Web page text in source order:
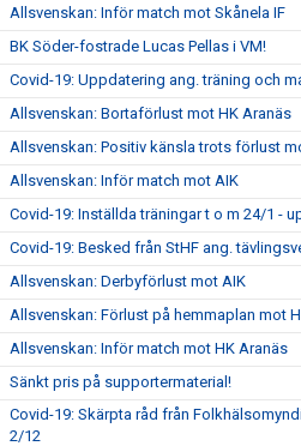
Allsvenskan: Inför match mot Skånela IF
BK Söder-fostrade Lucas Pellas i VM!
Covid-19: Uppdatering ang. träning och
Allsvenskan: Bortaförlust mot HK Aranäs
Allsvenskan: Positiv känsla trots förlust
Allsvenskan: Inför match mot AIK
Covid-19: Inställda träningar t o m 24/1 -
Covid-19: Besked från StHF ang.
Allsvenskan: Derbyförlust mot AIK
Allsvenskan: Förlust på hemmaplan mot
Allsvenskan: Inför match mot HK Aranäs
Sänkt pris på supportermaterial!
Covid-19: Skärpta råd från
2/12